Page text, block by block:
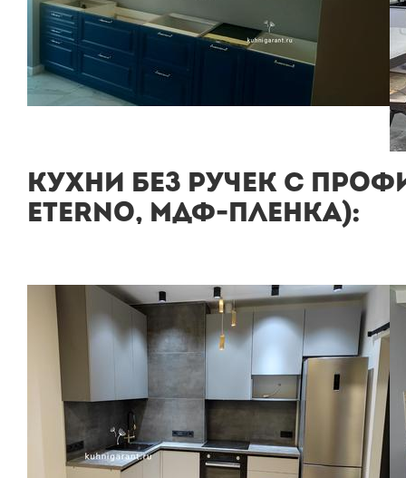
КУХНИ БЕЗ РУЧЕК С
ETERNO, МДФ-ПЛЕНКА):